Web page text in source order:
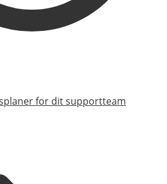
for dit supportteam